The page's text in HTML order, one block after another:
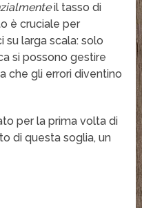
il tasso di
è cruciale per
larga scala: solo
si possono gestire
che gli errori diventino
per la prima volta di
di questa soglia, un